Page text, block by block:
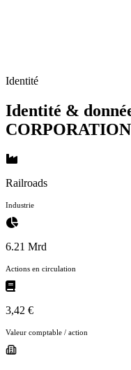
Identité
Identité &
Railroads
Industrie
6.21 Mrd
Actions en circulation
3,42 €
Valeur comptable / action